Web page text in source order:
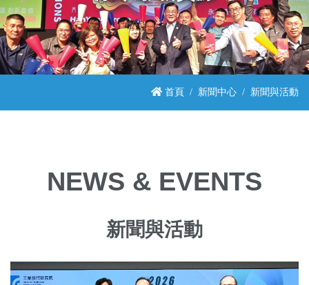
首頁 新聞中心 新聞與活動
NEWS & EVENTS
新聞與活動